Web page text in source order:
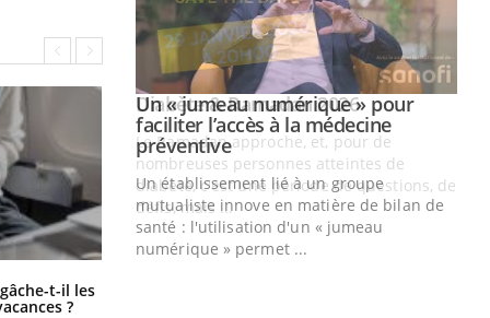
t-il les
?
de
de
questions, de
Youtube
Un « jumeau numérique » pour
faciliter l’accès à la médecine
préventiveYoutube
Un établissement lié à un groupe
mutualiste innove en matière de bilan de
santé : l'utilisation d'un « jumeau
numérique » permet ...